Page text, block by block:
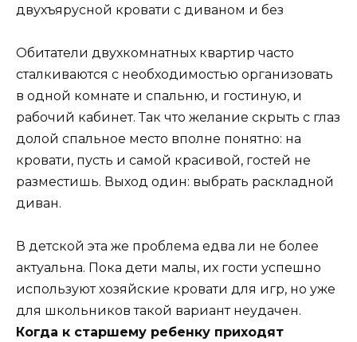
двухъярусной кровати с диваном и без
Обитатели двухкомнатных квартир часто
сталкиваются с необходимостью организовать
в одной комнате и спальню, и гостиную, и
рабочий кабинет. Так что желание скрыть с глаз
долой спальное место вполне понятно: на
кровати, пусть и самой красивой, гостей не
разместишь. Выход один: выбрать раскладной
диван.
В детской эта же проблема едва ли не более
актуальна. Пока дети малы, их гости успешно
используют хозяйские кровати для игр, но уже
для школьников такой вариант неудачен.
Когда к старшему ребенку приходят